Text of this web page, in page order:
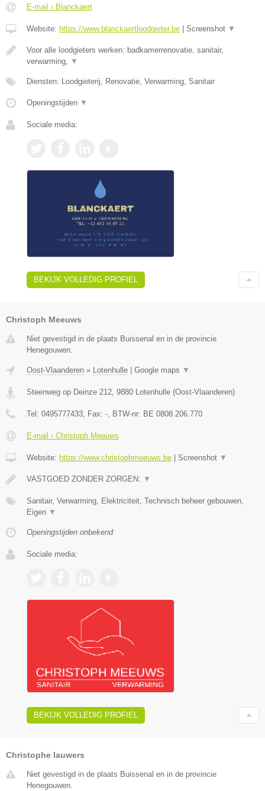
E-mail › Blanckaert
Website: https://www.blanckaertloodgieter.be Screenshot ▼
Voor alle loodgieters werken: badkamerrenovatie, sanitair,
verwarming,
▼
Diensten: Loodgieterij, Renovatie, Verwarming, Sanitair
Openingstijden ▼
Sociale media:
BEKIJK VOLLEDIG PROFIEL
Christoph Meeuws
Niet gevestigd in de plaats Buissenal en in de provincie
Henegouwen.
Oost-Vlaanderen » Lotenhulle | Google maps ▼
Steenweg op Deinze 212 9880 Lotenhulle (Oost-Vlaanderen)
Tel: 0495777433 , Fax: - , BTW-nr: BE 0808.206.770
E-mail › Christoph Meeuws
Website: https://www.christophmeeuws.be | Screenshot ▼
VASTGOED ZONDER ZORGEN: ▼
Sanitair, Verwarming, Elektriciteit, Technisch beheer gebouwen,
Eigen ▼
Openingstijden onbekend
Sociale media:
BEKIJK VOLLEDIG PROFIEL
Christophe lauwers
Niet gevestigd in de plaats Buissenal en in de provincie
Henegouwen.